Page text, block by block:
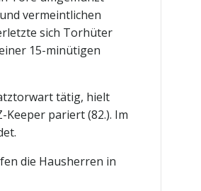
vermeintlichen
sich Torhüter
15-minütigen
tätig, hielt
Keeper pariert (82.). Im
die Hausherren in